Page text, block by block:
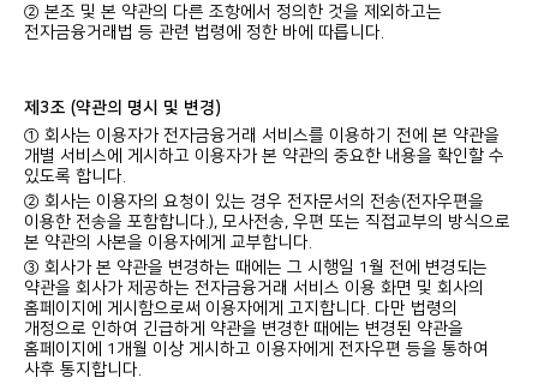
② 본조 및 본 약관의 다른 조항에서 정의한 것을 제외하고는
전자금융거래법 등 관련 법령에 정한 바에 따릅니다.
제3조 (약관의 명시 및 변경)
① 회사는 이용자가 전자금융거래 서비스를 이용하기 전에 본 약관을
개별 서비스에 게시하고 이용자가 본 약관의 중요한 내용을 확인할 수
있도록 합니다.
② 회사는 이용자의 요청이 있는 경우 전자문서의 전송(전자우편을
이용한 전송을 포함합니다.), 모사전송, 우편 또는 직접교부의 방식으로
본 약관의 사본을 이용자에게 교부합니다.
③ 회사가 본 약관을 변경하는 때에는 그 시행일 1월 전에 변경되는
약관을 회사가 제공하는 전자금융거래 서비스 이용 화면 및 회사의
홈페이지에 게시함으로써 이용자에게 고지합니다. 다만 법령의
개정으로 인하여 긴급하게 약관을 변경한 때에는 변경된 약관을
홈페이지에 1개월 이상 게시하고 이용자에게 전자우편 등을 통하여
사후 통지합니다.